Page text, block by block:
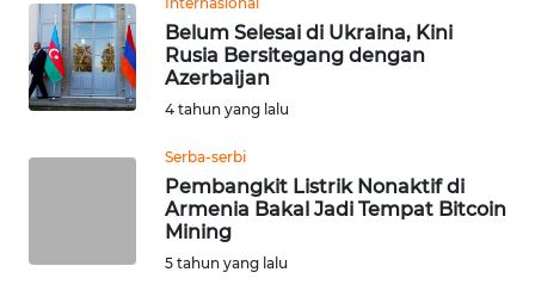
Belum Selesai di Ukraina, Kini
Rusia Bersitegang dengan
Azerbaijan
4 tahun yang lalu
Serba-serbi
Pembangkit Listrik Nonaktif di
Armenia Bakal Jadi Tempat Bitcoin
Mining
5 tahun yang lalu
DISCLAIMER
Wahana
News